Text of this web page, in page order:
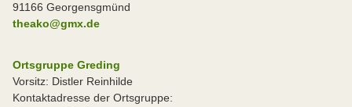
91166 Georgensgmünd
theako@gmx.de
Ortsgruppe Greding
Vorsitz: Distler Reinhilde
Kontaktadresse der Ortsgruppe: